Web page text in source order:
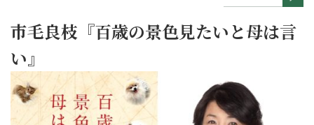
市毛良枝『百歳の景色見たいと母は言
い』